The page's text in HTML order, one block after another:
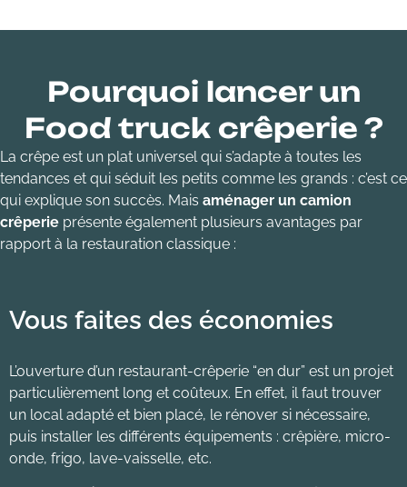
Pourquoi lancer un
Food truck crêperie ?
La crêpe est un plat universel qui s’adapte à toutes les
tendances et qui séduit les petits comme les grands : c’est ce
qui explique son succès. Mais aménager un camion
crêperie présente également plusieurs avantages par
rapport à la restauration classique :
Vous faites des économies
L’ouverture d’un restaurant-crêperie “en dur” est un projet
particulièrement long et coûteux. En effet, il faut trouver
un local adapté et bien placé, le rénover si nécessaire,
puis installer les différents équipements : crêpière, micro-
onde, frigo, lave-vaisselle, etc.